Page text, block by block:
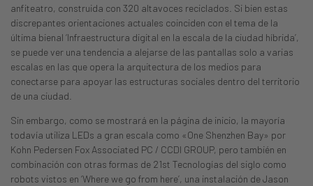
anfiteatro, construida con 320 altavoces reciclados. Si bien estas
discrepantes orientaciones actuales coinciden con el tema de la
última bienal ‘Infraestructura digital en la escala de la ciudad híbrida’,
se puede ver una tendencia a alejarse de las pantallas solo a varias
escalas en las que opera la arquitectura de los medios para
conectarse para apoyar las estructuras sociales dentro del territorio
de una ciudad.
Sin embargo, como se mostrará en la página de inicio, la mayoría
todavía utiliza LEDs a gran escala como «One Shenzhen Bay» por
Kohn Pedersen Fox Associated PC / CCDI GROUP, pero también en
combinación con otras formas de 21st Tecnologías del siglo como
robots vistos en ‘Where we go from here’, una instalación de Jason